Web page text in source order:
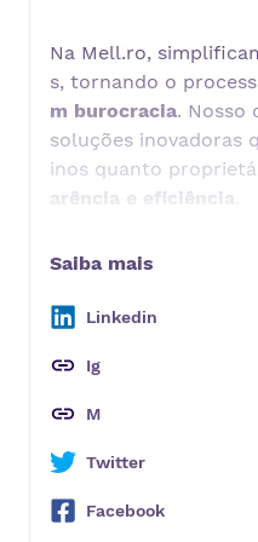
Na Mell.ro,
s, tornando o
m burocracia. Nosso
soluções inovadoras
inos quanto
arência e eficiência
Garantia de
cação mais
100% digital:
desnecessária.
Suporte ágil e
Saiba mais
Linkedin
Ig
M
Twitter
Facebook